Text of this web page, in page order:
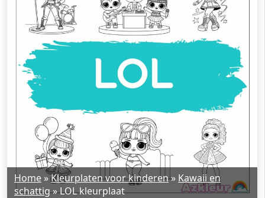
Home »Kleurplaten voor kinderen» Kawaii en
schattig»LOL kleurplaat